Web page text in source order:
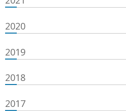
2020
2019
2018
2017